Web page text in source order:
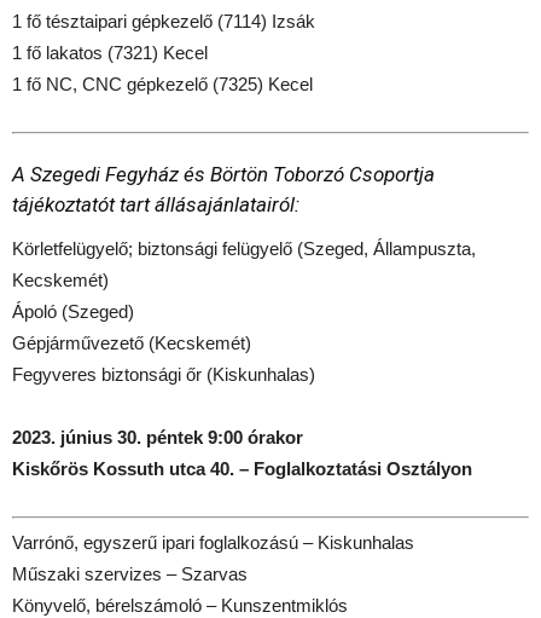
1 fő tésztaipari gépkezelő (7114) Izsák
1 fő lakatos (7321) Kecel
1 fő NC, CNC gépkezelő (7325) Kecel
A Szegedi Fegyház és Börtön Toborzó Csoportja
tájékoztatót tart állásajánlatairól:
Körletfelügyelő; biztonsági felügyelő (Szeged, Állampuszta,
Kecskemét)
Ápoló (Szeged)
Gépjárművezető (Kecskemét)
Fegyveres biztonsági őr (Kiskunhalas)
2023. június 30. péntek 9:00 órakor
Kiskőrös Kossuth utca 40. – Foglalkoztatási Osztályon
Varrónő, egyszerű ipari foglalkozású – Kiskunhalas
Műszaki szervizes – Szarvas
Könyvelő, bérelszámoló – Kunszentmiklós